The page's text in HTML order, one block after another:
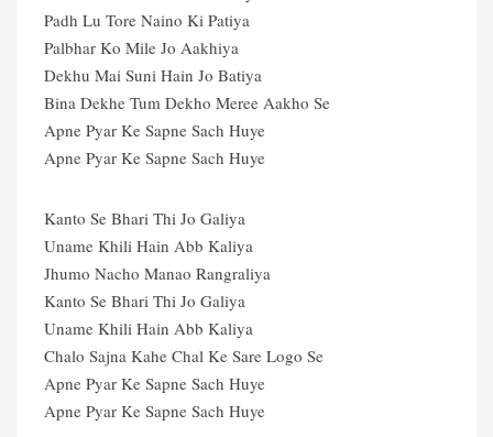
Padh Lu Tore Naino Ki Patiya
Palbhar Ko Mile Jo Aakhiya
Dekhu Mai Suni Hain Jo Batiya
Bina Dekhe Tum Dekho Meree Aakho Se
Apne Pyar Ke Sapne Sach Huye
Apne Pyar Ke Sapne Sach Huye
Kanto Se Bhari Thi Jo Galiya
Uname Khili Hain Abb Kaliya
Jhumo Nacho Manao Rangraliya
Kanto Se Bhari Thi Jo Galiya
Uname Khili Hain Abb Kaliya
Chalo Sajna Kahe Chal Ke Sare Logo Se
Apne Pyar Ke Sapne Sach Huye
Apne Pyar Ke Sapne Sach Huye